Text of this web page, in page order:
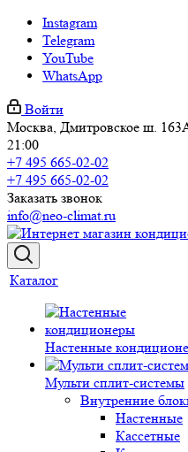
Instagram
Telegram
YouTube
WhatsApp
Войти
Москва, Дмитровское ш.
21:00
+7 495 665-02-02
+7 495 665-02-02
Заказать звонок
info@neo-climat.ru
Каталог
Настенные
Мульти сплит-системы
Внутренние
Настенные
Кассетные